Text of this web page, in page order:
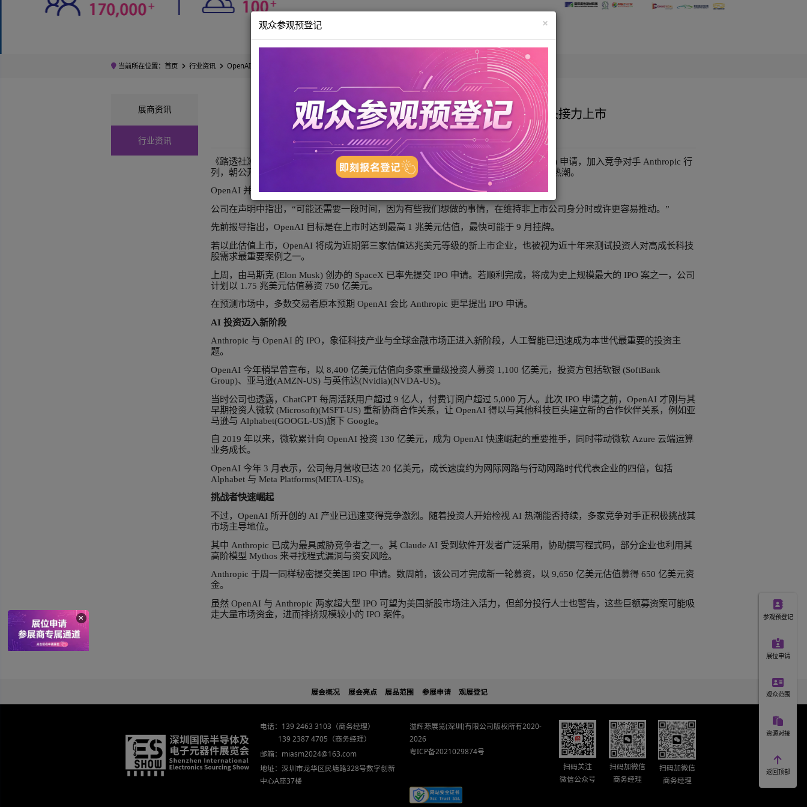
当前所在位置：首页 OpenAI提交IPO申请 估值上看1万亿美元 AI巨头接力上市
OpenAI提交IPO申请 估值上看1万亿美元 AI巨头接力上市
2026-06-09 277 来源：钜亨网
列，朝公开上市迈进。在投资人积极寻求 AI 投资机会之际，AI 产业正掀起新一波上市热潮。
OpenAI 并未透露此次 IPO 的发行规模或具体条件，并表示尚未决定上市时间表。
公司在声明中指出，“可能还需要一段时间，因为有些我们想做的事情，在维持非上市公司身分时或许更容易推动。”
先前报导指出，OpenAI 目标是在上市时达到最高 1 兆美元估值，最快可能于 9 月挂牌。
若以此估值上市，OpenAI 将成为近期第三家估值达兆美元等级的新上市企业，也被视为近十年来测试投资人对高成长
股需求最重要案例之一。
上周，由马斯克 (Elon Musk) 创办的 SpaceX 已率先提交 IPO 申请。若顺利完成，将成为史上规模最大的 IPO 案之一，
计划以 1.75 兆美元估值募资 750 亿美元。
在预测市场中，多数交易者原本预期 OpenAI 会比 Anthropic 更早提出 IPO 申请。
AI 投资迈入新阶段
Anthropic 与 OpenAI 的 IPO，象征科技产业与全球金融市场正进入新阶段，人工智能已迅速成为本世代最重要的投资主
题。
OpenAI 今年稍早曾宣布，以 8,400 亿美元估值向多家重量级投资人募资 1,100 亿美元，投资方包括软银 (SoftBank
Group)、亚马逊(AMZN-US) 与英伟达(Nvidia)(NVDA-US)。
当时公司也透露，ChatGPT 每周活跃用户超过 9 亿人，付费订阅户超过 5,000 万人。此次 IPO 申请之前，OpenAI 才刚
早期投资人微软 (Microsoft)(MSFT-US) 重新协商合作关系，让 OpenAI 得以与其他科技巨头建立新的合作伙伴关系，例
马逊与 Alphabet(GOOGL-US)旗下 Google。
自 2019 年以来，微软累计向 OpenAI 投资 130 亿美元，成为 OpenAI 快速崛起的重要推手，同时带动微软 Azure 云端
业务成长。
OpenAI 今年 3 月表示，公司每月营收已达 20 亿美元，成长速度约为网际网路与行动网路时代代表企业的四倍，包括
Alphabet 与 Meta Platforms(META-US)。
不过，OpenAI 所开创的 AI 产业已迅速变得竞争激烈。随着投资人开始检视 AI 热潮能否持续，多家竞争对手正积极挑
其中 Anthropic 已成为最具威胁竞争者之一。其 Claude AI 受到软件开发者广泛采用，协助撰写程式码，部分企业也利用
Anthropic 于周一同样秘密提交美国 IPO 申请。数周前，该公司才完成新一轮募资，以 9,650 亿美元估值募得 650 亿美
金。
虽然 OpenAI 与 Anthropic 两家超大型 IPO 可望为美国新股市场注入活力，但部分投行人士也警告，这些巨额募资案可
走大量市场资金，进而排挤规模较小的 IPO 案件。